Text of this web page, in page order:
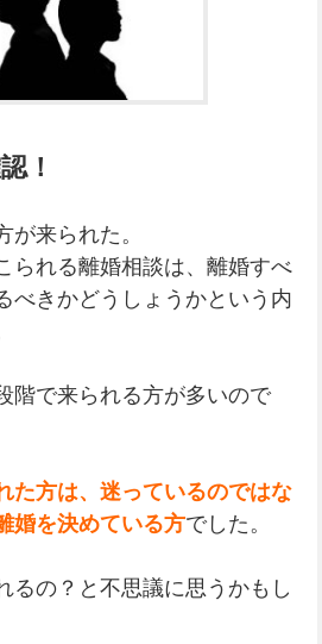
！
が来られた。
られる離婚相談は、離婚すべ
べきかどうしょうかという内
階で来られる方が多いので
た方は、迷っているのではな
婚を決めている方でした。
るの？と不思議に思うかもし